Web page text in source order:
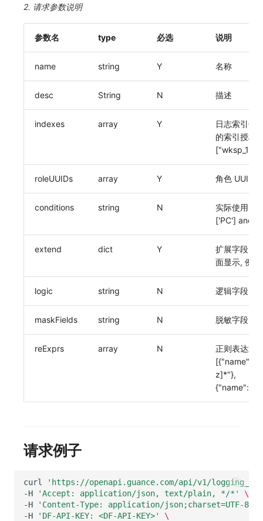
2. 请求参数说明
参数名 type 必选 说明
name string Y 名称
desc String N 描述
indexes array Y
日志索引信
的索引授权,
roleUUIDs array Y 角色 UUID
conditions string N
实际使用的
['PC'] and
extend dict Y
扩展字段,
面显示, 例:
logic string N 逻辑字段,
maskFields string N 脱敏字段,
reExprs array N
正则表达式,
z]*"},
请求例子
curl
'https://openapi.guance.com/api/v1/
-H
'Accept: application/json, text/plain, */*'
\
-H
'Content-Type: application/json;charset=UTF-8'
-H
'DF-API-KEY: <DF-API-KEY>'
\